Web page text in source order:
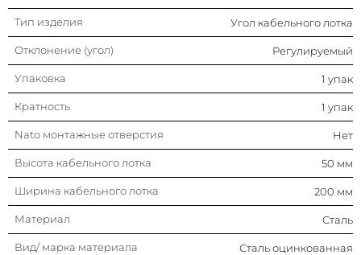
расстояний (усиленный)
Нержавеющая сталь травлёная Нет
Изменение направления Горизонтальн.
Исполнение изгиба Плавный изгиб
С крышкой Нет
Тип изделия Угол кабельного лотка
Отклонение (угол) Регулируемый
Упаковка 1 упак
Кратность 1 упак
Nato монтажные отверстия Нет
Высота кабельного лотка 50 мм
Ширина кабельного лотка 200 мм
Материал Сталь
Вид/ марка материала Сталь оцинкованная